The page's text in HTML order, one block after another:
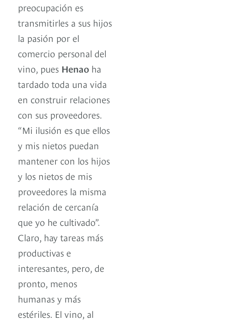
preocupación es
transmitirles a sus hijos
la pasión por el
comercio personal del
vino, pues Henao ha
tardado toda una vida
en construir relaciones
con sus proveedores.
“Mi ilusión es que ellos
y mis nietos puedan
mantener con los hijos
y los nietos de mis
proveedores la misma
relación de cercanía
que yo he cultivado”.
Claro, hay tareas más
productivas e
interesantes, pero, de
pronto, menos
humanas y más
estériles. El vino, al